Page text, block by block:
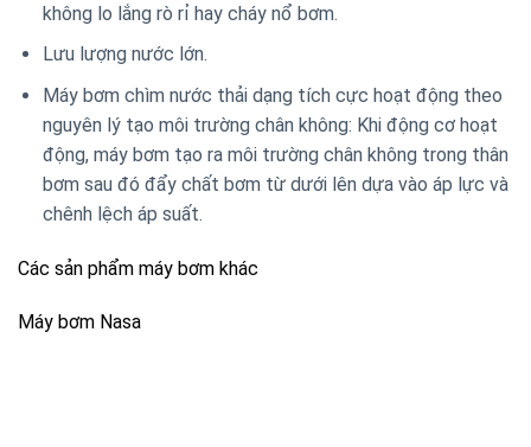
không lo lắng rò rỉ hay cháy nổ bơm.
Lưu lượng nước lớn.
Máy bơm chìm nước thải dạng tích cực hoạt động theo
nguyên lý tạo môi trường chân không: Khi động cơ hoạt
động, máy bơm tạo ra môi trường chân không trong thân
bơm sau đó đẩy chất bơm từ dưới lên dựa vào áp lực và
chênh lệch áp suất.
Các sản phẩm máy bơm khác
Máy bơm Nasa